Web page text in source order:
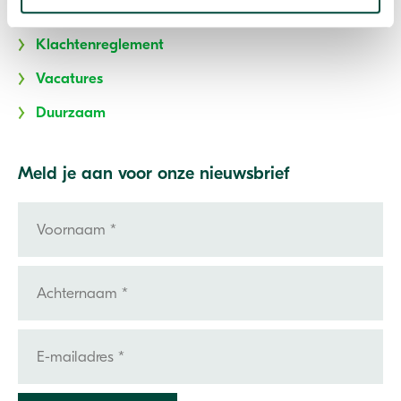
Privacyverklaring
Klachtenreglement
Vacatures
Duurzaam
Meld je aan voor onze nieuwsbrief